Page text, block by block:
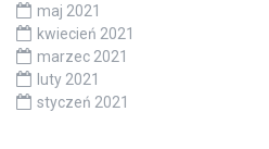
maj 2021
kwiecień 2021
marzec 2021
luty 2021
styczeń 2021